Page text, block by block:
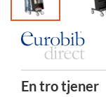
En tro tjener